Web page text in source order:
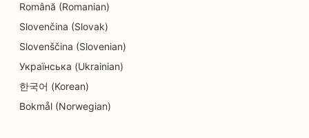
SEO pre služby faceliftu
SEO pre reštaurácie Farm-to-Table
SEO pre rodinné reštaurácie
Română (Romanian)
Slovenčina (Slovak)
Slovenščina (Slovenian)
Українська (Ukrainian)
한국어 (Korean)
Bokmål (Norwegian)